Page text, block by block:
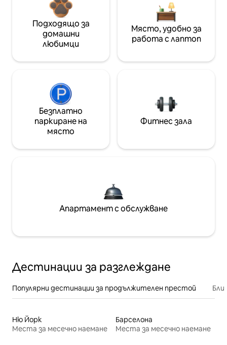
Подходящо за
домашни
любимци
Място, удобно за
работа с лаптоп
Безплатно
паркиране на
място
Фитнес зала
Апартамент с обслужване
Дестинации за разглеждане
Популярни дестинации за продължителен престой
Ню Йорк
Места за месечно наемане
Барселона
Места за месечно наемане